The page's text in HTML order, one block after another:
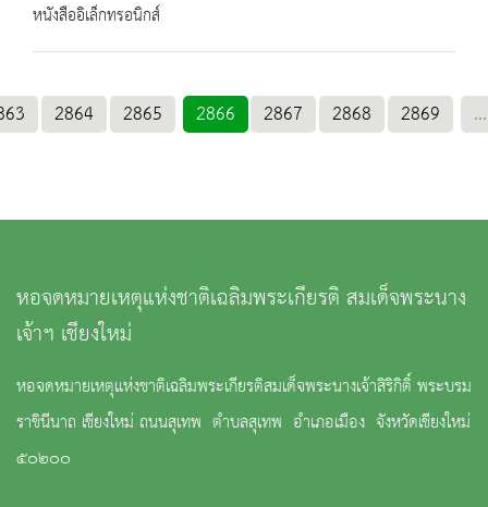
หนังสืออิเล็กทรอนิกส์
2864 2865 2866 2867 2868 2869 ...
หอจดหมายเหตุแห่งชาติเฉลิมพระเกียรติ สมเด็จพระนาง
เจ้าฯ เชียงใหม่
หอจดหมายเหตุแห่งชาติเฉลิมพระเกียรติสมเด็จพระนางเจ้าสิริกิติ์ พระบรม
ราชินีนาถ เชียงใหม่ ถนนสุเทพ ตำบลสุเทพ อำเภอเมือง จังหวัดเชียงใหม่
๕๐๒๐๐